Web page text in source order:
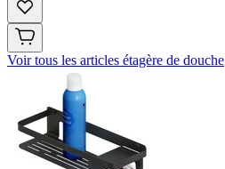
Voir tous les articles étagère de douche